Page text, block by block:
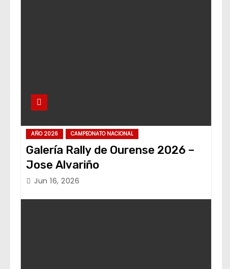
AÑO 2026 CAMPEONATO NACIONAL
Galería Rally de Ourense 2026 –
Jose Alvariño
Jun 16, 2026